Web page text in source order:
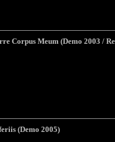
Corpus Meum (Demo 2003 /
(Demo 2005)